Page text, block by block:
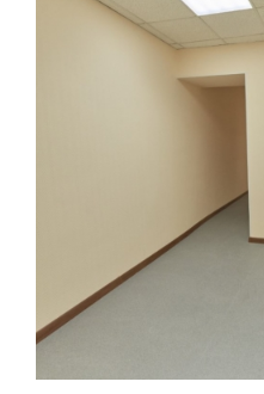
Аренда недвижимости в
и Ленинградской области